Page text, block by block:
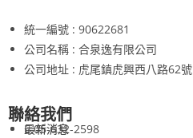
統一編號 : 90622681
公司名稱 : 合泉逸有限公司
公司地址 : 虎尾鎮虎興西八路62號
最新消息
聯絡我們
05-632-2598